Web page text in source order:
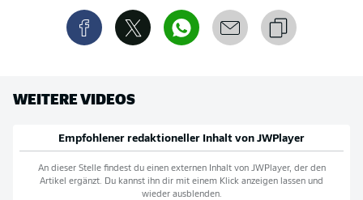
WEITERE VIDEOS
Empfohlener redaktioneller Inhalt von JWPlayer
An dieser Stelle findest du einen externen Inhalt von JWPlayer, der den
Artikel ergänzt. Du kannst ihn dir mit einem Klick anzeigen lassen und
wieder ausblenden.